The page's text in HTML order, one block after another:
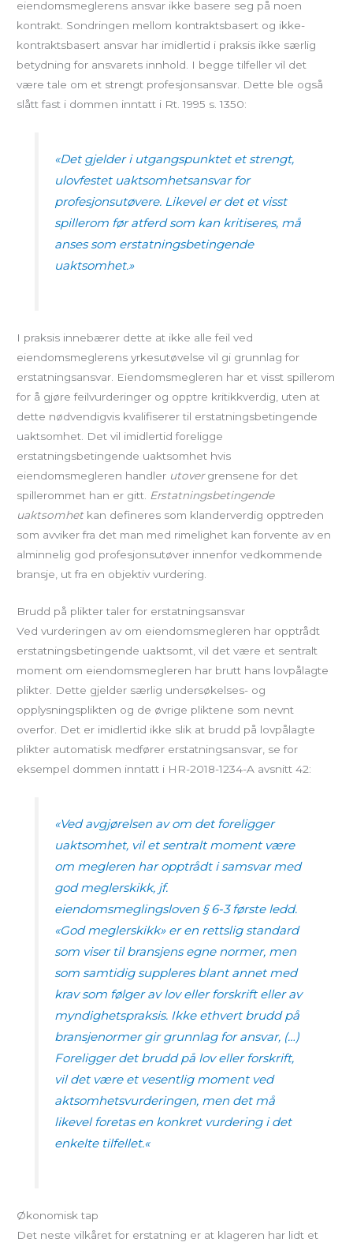
eiendomsmeglerens ansvar ikke basere seg på noen
kontrakt. Sondringen mellom kontraktsbasert og ikke-
kontraktsbasert ansvar har imidlertid i praksis ikke særlig
betydning for ansvarets innhold. I begge tilfeller vil det
være tale om et strengt profesjonsansvar. Dette ble også
slått fast i dommen inntatt i Rt. 1995 s. 1350:
«Det gjelder i utgangspunktet et strengt,
ulovfestet uaktsomhetsansvar for
profesjonsutøvere. Likevel er det et visst
spillerom før atferd som kan kritiseres, må
anses som erstatningsbetingende
uaktsomhet.»
I praksis innebærer dette at ikke alle feil ved
eiendomsmeglerens yrkesutøvelse vil gi grunnlag for
erstatningsansvar. Eiendomsmegleren har et visst spillerom
for å gjøre feilvurderinger og opptre kritikkverdig, uten at
dette nødvendigvis kvalifiserer til erstatningsbetingende
uaktsomhet. Det vil imidlertid foreligge
erstatningsbetingende uaktsomhet hvis
eiendomsmegleren handler utovergrensene for det
spillerommet han er gitt. Erstatningsbetingende
uaktsomhetkan defineres som klanderverdig opptreden
som avviker fra det man med rimelighet kan forvente av en
alminnelig god profesjonsutøver innenfor vedkommende
bransje, ut fra en objektiv vurdering.
Brudd på plikter taler for erstatningsansvar
Ved vurderingen av om eiendomsmegleren har opptrådt
erstatningsbetingende uaktsomt, vil det være et sentralt
moment om eiendomsmegleren har brutt hans lovpålagte
plikter. Dette gjelder særlig undersøkelses- og
opplysningsplikten og de øvrige pliktene som nevnt
overfor. Det er imidlertid ikke slik at brudd på lovpålagte
plikter automatisk medfører erstatningsansvar, se for
eksempel dommen inntatt i HR-2018-1234-A avsnitt 42:
«Ved avgjørelsen av om det foreligger
uaktsomhet, vil et sentralt moment være
om megleren har opptrådt i samsvar med
godmeglerskikk, jf.
eiendomsmeglingsloven § 6-3 første ledd.
«Godmeglerskikk» er en rettslig standard
som viser til bransjens egne normer, men
som samtidig suppleres blant annet med
krav som følger av lov eller forskrift eller av
myndighetspraksis. Ikke ethvert brudd på
bransjenormer gir grunnlag for ansvar, (…)
Foreligger det brudd på lov eller forskrift,
vil det være et vesentlig moment ved
aktsomhetsvurderingen, men det må
likevel foretas en konkret vurdering i det
enkelte tilfellet.«
Økonomisk tap
Det neste vilkåret for erstatning er at klageren har lidt et